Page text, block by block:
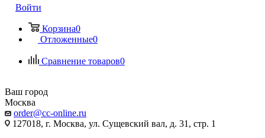
Войти
Корзина0
Отложенные0
Сравнение товаров0
Ваш город
Москва
order@cc-online.ru
127018, г. Москва, ул. Сущевский вал, д. 31, стр. 1